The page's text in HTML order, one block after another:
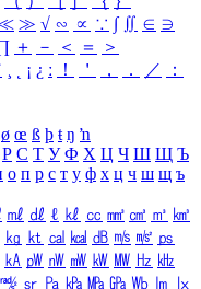
≫ √ ∽ ∝ ∵ ∫ ∬ ∈ ∋
＋ － ＜ ＝
＞
˙ ¸ ¡ ¿ ː ！ ＇ ， ． ／
：
ø œ ß þ ŧ ŋ ŉ
Р С Т У Ф Х Ц Ч Ш Щ Ъ
о п р с т у ф х ц ч ш щ ъ
㎖ ㎗ ℓ ㎘ ㏄ ㎣ ㎤ ㎥ ㎦
㎏ ㏏ ㎈ ㎉ ㏈ ㎧ ㎨ ㎰
㎄ ㎺ ㎻ ㎽ ㎾ ㎿ ㎐ ㎑
㎯ ㏛ ㎩ ㎪ ㎫ ㎬ ㏝ ㏐
㏓